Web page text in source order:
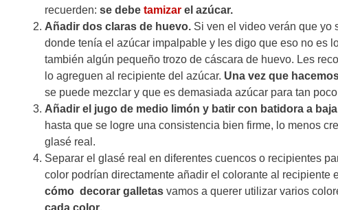
recuerden: se debe tamizar el azúcar.
Añadir dos claras de huevo. Si ven el video verán que yo
donde tenía el azúcar impalpable y les digo que eso no es
también algún pequeño trozo de cáscara de huevo. Les
lo agreguen al recipiente del azúcar. Una vez que
se puede mezclar y que es demasiada azúcar para tan
Añadir el jugo de medio limón y batir con batidora a
hasta que se logre una consistencia bien firme, lo menos
glasé real.
Separar el glasé real en diferentes cuencos o recipientes
color podrían directamente añadir el colorante al
cómo decorar galletas vamos a querer utilizar varios
cada color.